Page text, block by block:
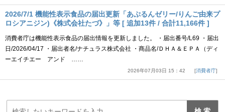
2026/7/1 機能性表示食品の届出更新「あぷるんゼリー/りんご由来プ
ロシアニジン)《株式会社たづ》」等 [ 追加13件 / 合計11,166件 ]
消費者庁は機能性表示食品の届出情報を更新しました。 ・届出番号/L69 ・届出
日/2026/04/17 ・届出者名/ナチュラス株式会社 ・商品名/ＤＨＡ＆ＥＰＡ（ディ
ーエイチエー アンド ……
2026年07月03日 15：42 消費者庁